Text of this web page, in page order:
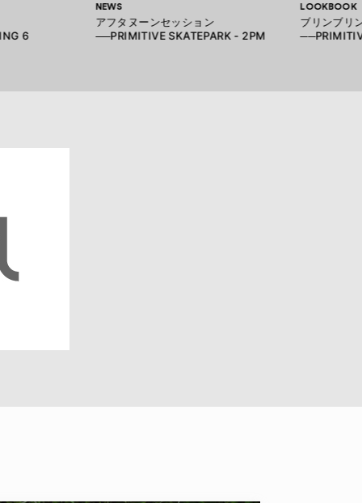
6
NEWS
アフタヌーンセッション
──PRIMITIVE SKATEPARK - 2PM
LOOKBOOK
ブリンブリ